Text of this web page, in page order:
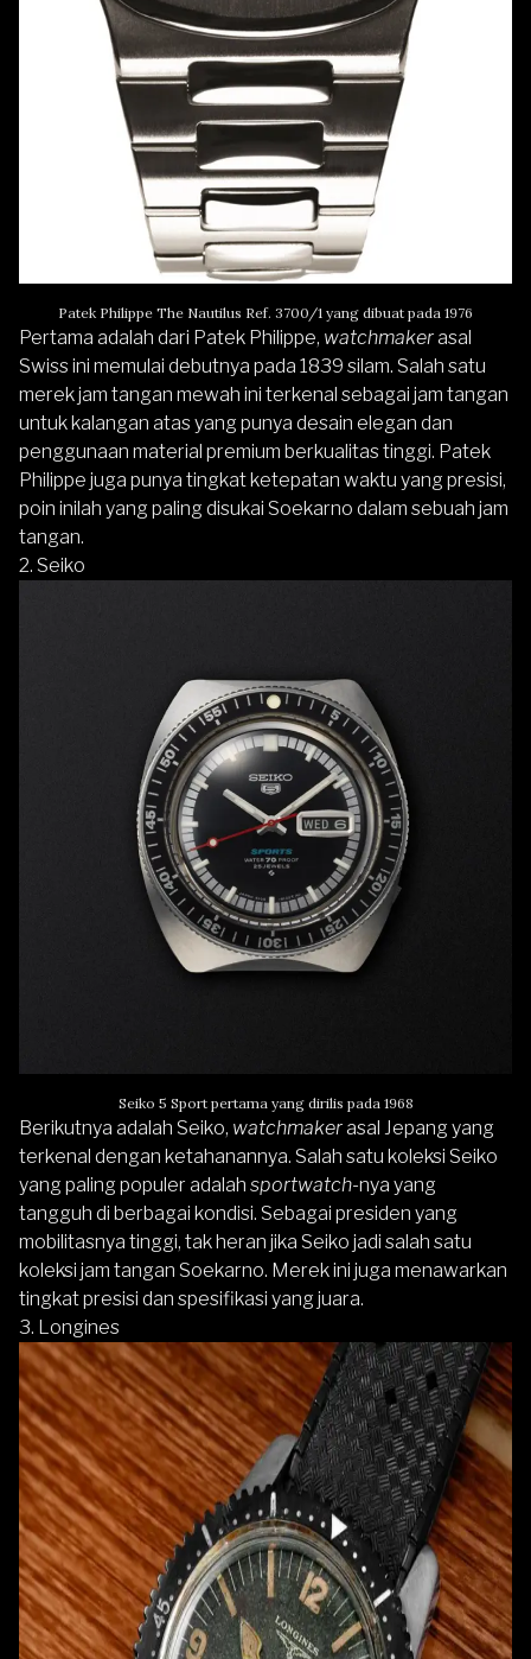
Patek Philippe The Nautilus Ref. 3700/1 yang dibuat pada 1976
Pertama adalah dari Patek Philippe, watchmakerasal
Swiss ini memulai debutnya pada 1839 silam. Salah satu
merek jam tangan mewah ini terkenal sebagai jam tangan
untuk kalangan atas yang punya desain elegan dan
penggunaan material premium berkualitas tinggi. Patek
Philippe juga punya tingkat ketepatan waktu yang presisi,
poin inilah yang paling disukai Soekarno dalam sebuah jam
tangan.
2. Seiko
Seiko 5 Sport pertama yang dirilis pada 1968
Berikutnya adalah Seiko, watchmakerasal Jepang yang
terkenal dengan ketahanannya. Salah satu koleksi Seiko
yang paling populer adalah sportwatch-nya yang
tangguh di berbagai kondisi. Sebagai presiden yang
mobilitasnya tinggi, tak heran jika Seiko jadi salah satu
koleksi jam tangan Soekarno. Merek ini juga menawarkan
tingkat presisi dan spesifikasi yang juara.
3. Longines